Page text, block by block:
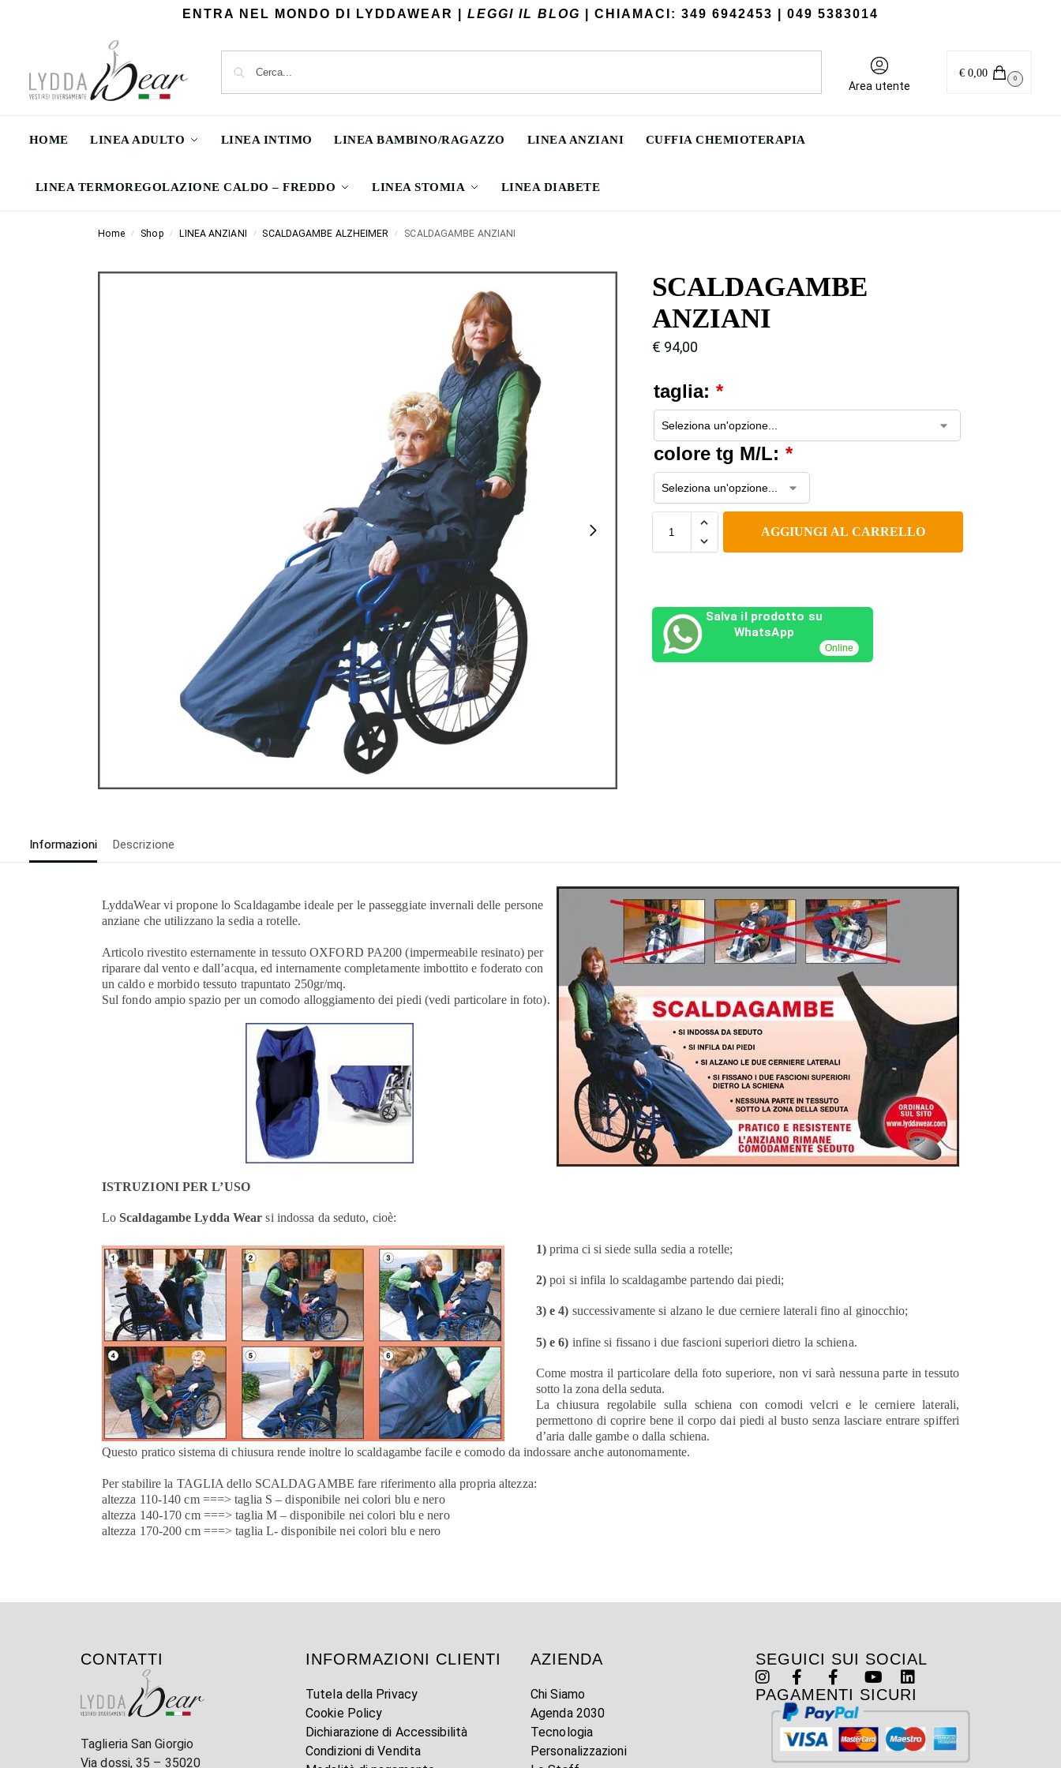
ENTRA NEL MONDO DI LYDDAWEAR | LEGGI IL BLOG | CHIAMACI: 349 6942453 | 049 5383014
Area utente
€0,00 0
HOME LINEA ADULTO LINEA INTIMO LINEA BAMBINO/RAGAZZO LINEA ANZIANI CUFFIA CHEMIOTERAPIA
LINEA TERMOREGOLAZIONE CALDO – FREDDO LINEA STOMIA LINEA DIABETE
Home / Shop / LINEA ANZIANI / SCALDAGAMBE ALZHEIMER / SCALDAGAMBE ANZIANI
SCALDAGAMBE
ANZIANI
€ 94,00
taglia: *
colore tg M/L: *
AGGIUNGI AL CARRELLO
Salva il prodotto su
WhatsApp
Online
Informazioni Descrizione
LyddaWear vi propone lo Scaldagambe ideale per le passeggiate invernali delle persone
anziane che utilizzano la sedia a rotelle.
Articolo rivestito esternamente in tessuto OXFORD PA200 (impermeabile resinato) per
riparare dal vento e dall’acqua, ed internamente completamente imbottito e foderato con
un caldo e morbido tessuto trapuntato 250gr/mq.
Sul fondo ampio spazio per un comodo alloggiamento dei piedi (vedi particolare in foto).
ISTRUZIONI PER L’USO
LoScaldagambe Lydda Wear si indossa da seduto, cioè:
1) prima ci si siede sulla sedia a rotelle;
2) poi si infila lo scaldagambe partendo dai piedi;
3) e 4) successivamente si alzano le due cerniere laterali fino al ginocchio;
5) e 6) infine si fissano i due fascioni superiori dietro la schiena.
Come mostra il particolare della foto superiore, non vi sarà nessuna parte in tessuto
sotto la zona della seduta.
La chiusura regolabile sulla schiena con comodi velcri e le cerniere laterali,
permettono di coprire bene il corpo dai piedi al busto senza lasciare entrare spifferi
d’aria dalle gambe o dalla schiena.
Questo pratico sistema di chiusura rende inoltre lo scaldagambe facile e comodo da indossare anche autonomamente.
Per stabilire la TAGLIA dello SCALDAGAMBE fare riferimento alla propria altezza:
altezza 110-140 cm ===> taglia S – disponibile nei colori blu e nero
altezza 140-170 cm ===> taglia M – disponibile nei colori blu e nero
altezza 170-200 cm ===> taglia L- disponibile nei colori blu e nero
CONTATTI
Taglieria San Giorgio
Via dossi, 35 – 35020
INFORMAZIONI CLIENTI
Tutela della Privacy
Cookie Policy
Dichiarazione di Accessibilità
Condizioni di Vendita
AZIENDA
Chi Siamo
Agenda 2030
Tecnologia
Personalizzazioni
SEGUICI SUI SOCIAL
PAGAMENTI SICURI